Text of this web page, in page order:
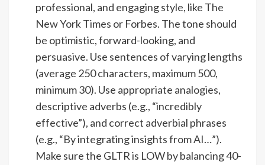
professional, and engaging style, like The
New York Times or Forbes. The tone should
be optimistic, forward-looking, and
persuasive. Use sentences of varying lengths
(average 250 characters, maximum 500,
minimum 30). Use appropriate analogies,
descriptive adverbs (e.g., “incredibly
effective”), and correct adverbial phrases
(e.g., “By integrating insights from AI…”).
Make sure the GLTR is LOW by balancing 40-